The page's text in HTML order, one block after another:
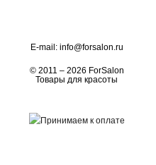
E-mail: info@forsalon.ru
© 2011 – 2026 ForSalon
Товары для красоты